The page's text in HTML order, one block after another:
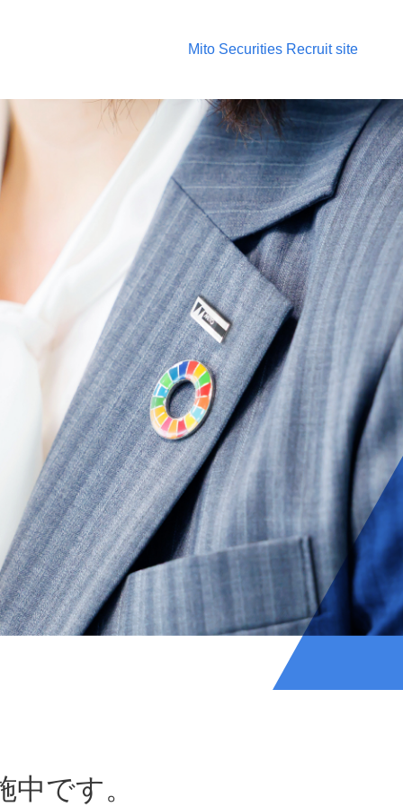
Mito Securities Recruit site
です。